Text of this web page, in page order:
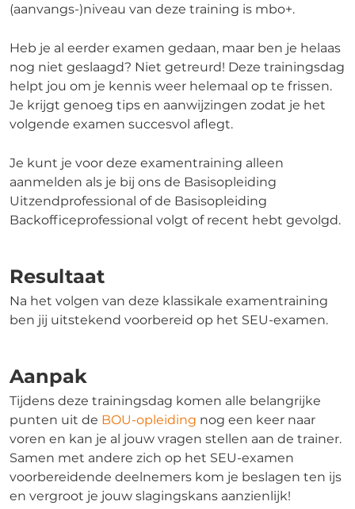
(aanvangs-)niveau van deze training is mbo+.
Heb je al eerder examen gedaan, maar ben je helaas
nog niet geslaagd? Niet getreurd! Deze trainingsdag
helpt jou om je kennis weer helemaal op te frissen.
Je krijgt genoeg tips en aanwijzingen zodat je het
volgende examen succesvol aflegt.
Je kunt je voor deze examentraining alleen
aanmelden als je bij ons de Basisopleiding
Uitzendprofessional of de Basisopleiding
Backofficeprofessional volgt of recent hebt gevolgd.
Resultaat
Na het volgen van deze klassikale examentraining
ben jij uitstekend voorbereid op het SEU-examen.
Aanpak
Tijdens deze trainingsdag komen alle belangrijke
punten uit de BOU-opleiding nog een keer naar
voren en kan je al jouw vragen stellen aan de trainer.
Samen met andere zich op het SEU-examen
voorbereidende deelnemers kom je beslagen ten ijs
en vergroot je jouw slagingskans aanzienlijk!